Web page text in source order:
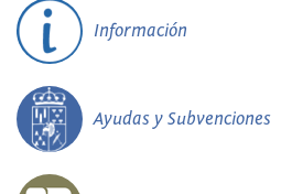
Información
Ayudas y Subvenciones